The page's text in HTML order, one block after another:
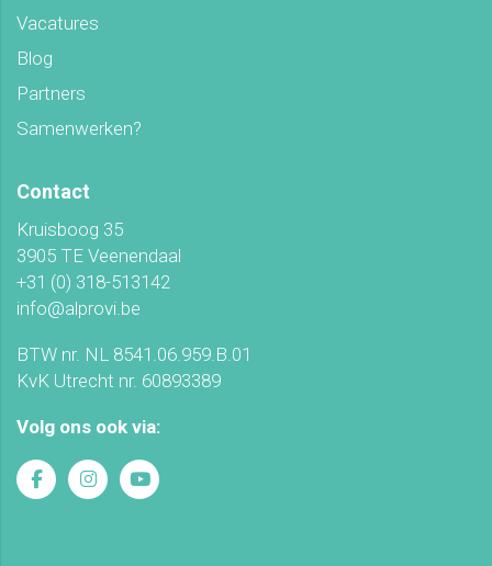
Vacatures
Blog
Partners
Samenwerken?
Contact
Kruisboog 35
3905 TE Veenendaal
+31 (0) 318-513142
info@alprovi.be
BTW nr. NL 8541.06.959.B.01
KvK Utrecht nr. 60893389
Volg ons ook via: